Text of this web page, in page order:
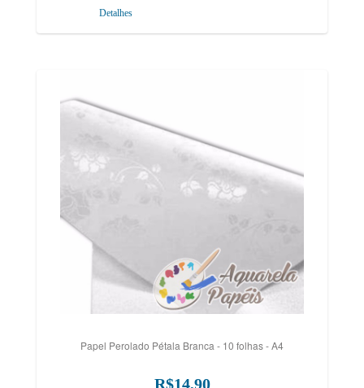
Detalhes
Papel Perolado Pétala Branca - 10 folhas - A4
R$14,90